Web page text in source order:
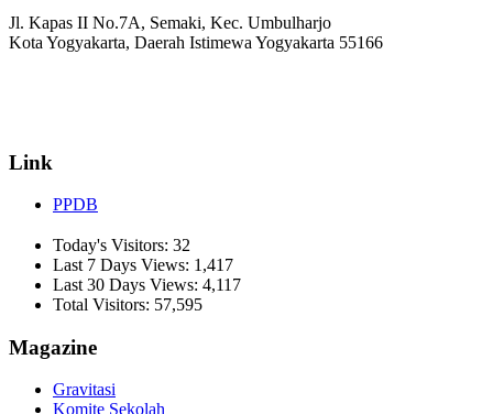
Jl. Kapas II No.7A, Semaki, Kec. Umbulharjo
Kota Yogyakarta, Daerah Istimewa Yogyakarta 55166
Link
PPDB
Today's Visitors: 32
Last 7 Days Views: 1,417
Last 30 Days Views: 4,117
Total Visitors: 57,595
Magazine
Gravitasi
Komite Sekolah